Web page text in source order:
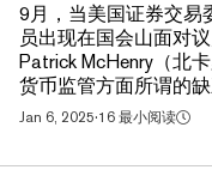
9月，当美国证券交易
员出现在国会山面对
Patrick McHenry（北
货币监管方面所谓的
是明确的，这是最高法
Jan 6, 2025·16 最小阅读